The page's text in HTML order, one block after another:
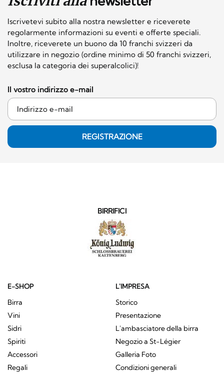
Iscrivetevi subito alla nostra newsletter e riceverete
regolarmente informazioni su eventi e offerte speciali.
Inoltre, riceverete un buono da 10 franchi svizzeri da
utilizzare in negozio (ordine minimo di 50 franchi svizzeri,
esclusa la categoria dei superalcolici)!
Il vostro indirizzo e-mail
REGISTRAZIONE
BIRRIFICI
E-SHOP
Birra
Vini
Sidri
Spiriti
Accessori
Regali
L'IMPRESA
Storico
Presentazione
L'ambasciatore della birra
Negozio a St-Légier
Galleria Foto
Condizioni generali